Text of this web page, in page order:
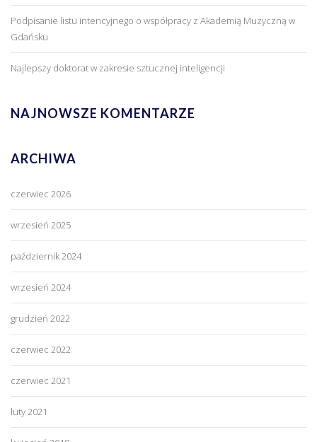
Podpisanie listu intencyjnego o współpracy z Akademią Muzyczną w
Gdańsku
Najlepszy doktorat w zakresie sztucznej inteligencji
NAJNOWSZE KOMENTARZE
ARCHIWA
czerwiec 2026
wrzesień 2025
październik 2024
wrzesień 2024
grudzień 2022
czerwiec 2022
czerwiec 2021
luty 2021